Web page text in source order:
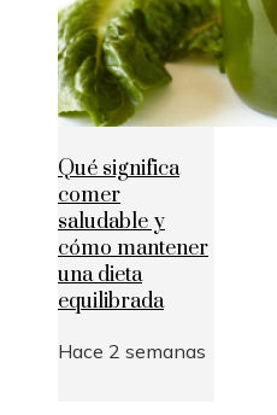
Qué significa
comer
saludable y
cómo mantener
una dieta
equilibrada
Hace 2 semanas